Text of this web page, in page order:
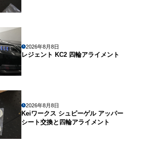
2026年8月8日
レジェント KC2 四輪アライメント
2026年8月8日
Keiワークス シュピーゲル アッパー
シート交換と四輪アライメント